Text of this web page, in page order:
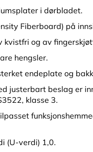
i dørbladet.
Fiberboard) på
kvistfri og av
hengsler.
endeplate og
justerbart beslag er
klasse 3.
(U-verdi) 1,0.